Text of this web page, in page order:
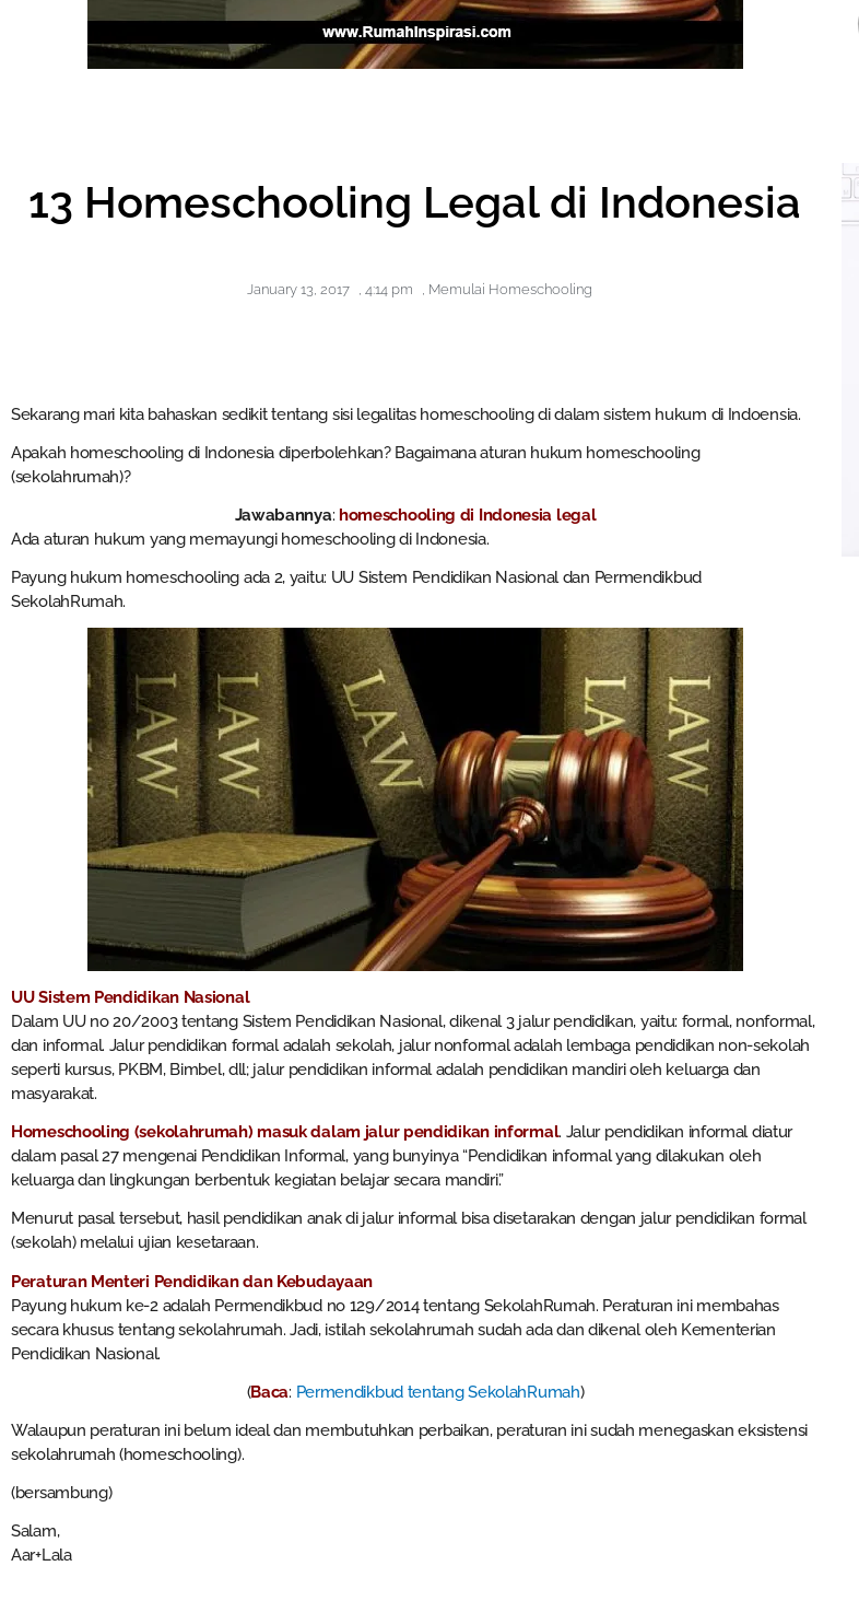
13 Homeschooling Legal di Indonesia
January 13, 2017 , 4:14 pm , Memulai Homeschooling
Sekarang mari kita bahaskan sedikit tentang sisi legalitas homeschooling di dalam sistem hukum di Indoensia.
Apakah homeschooling di Indonesia diperbolehkan? Bagaimana aturan hukum homeschooling
(sekolahrumah)?
Jawabannya: homeschooling di Indonesia legal
Ada aturan hukum yang memayungi homeschooling di Indonesia.
Payung hukum homeschooling ada 2, yaitu: UU Sistem Pendidikan Nasional dan Permendikbud
SekolahRumah.
UU Sistem Pendidikan Nasional
Dalam UU no 20/2003 tentang Sistem Pendidikan Nasional, dikenal 3 jalur pendidikan, yaitu: formal, nonformal,
dan informal. Jalur pendidikan formal adalah sekolah, jalur nonformal adalah lembaga pendidikan non-sekolah
seperti kursus, PKBM, Bimbel, dll; jalur pendidikan informal adalah pendidikan mandiri oleh keluarga dan
masyarakat.
Homeschooling (sekolahrumah) masuk dalam jalur pendidikan informal. Jalur pendidikan informal diatur
dalam pasal 27 mengenai Pendidikan Informal, yang bunyinya “Pendidikan informal yang dilakukan oleh
keluarga dan lingkungan berbentuk kegiatan belajar secara mandiri.”
Menurut pasal tersebut, hasil pendidikan anak di jalur informal bisa disetarakan dengan jalur pendidikan formal
(sekolah) melalui ujian kesetaraan.
Peraturan Menteri Pendidikan dan Kebudayaan
Payung hukum ke-2 adalah Permendikbud no 129/2014 tentang SekolahRumah. Peraturan ini membahas
secara khusus tentang sekolahrumah. Jadi, istilah sekolahrumah sudah ada dan dikenal oleh Kementerian
Pendidikan Nasional.
(Baca: Permendikbud tentang SekolahRumah)
Walaupun peraturan ini belum ideal dan membutuhkan perbaikan, peraturan ini sudah menegaskan eksistensi
sekolahrumah (homeschooling).
(bersambung)
Salam,
Aar+Lala